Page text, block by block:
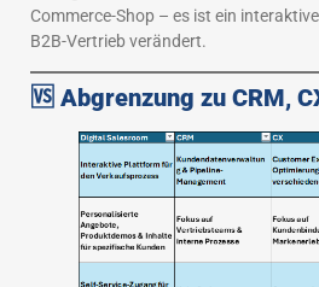
Commerce-Shop – es ist ein
B2B-Vertrieb verändert.
🆚 Abgrenzung zu CRM,